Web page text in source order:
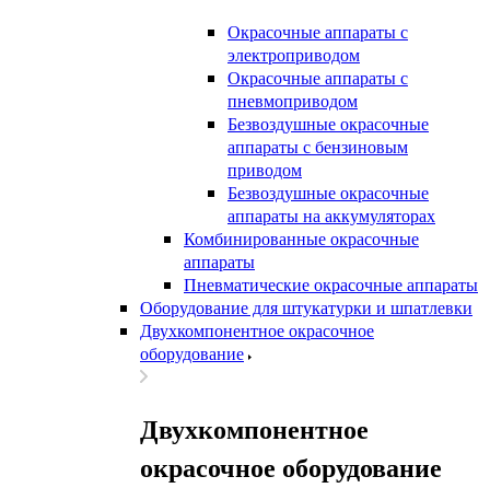
Окрасочные аппараты с
электроприводом
Окрасочные аппараты с
пневмоприводом
Безвоздушные окрасочные
аппараты с бензиновым
приводом
Безвоздушные окрасочные
аппараты на аккумуляторах
Комбинированные окрасочные
аппараты
Пневматические окрасочные аппараты
Оборудование для штукатурки и шпатлевки
Двухкомпонентное окрасочное
оборудование
Двухкомпонентное
окрасочное оборудование